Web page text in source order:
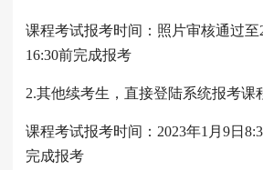
课程考试报考时间：照片审核通过至
16:30前完成报考
2.其他续考生，直接登陆系统报考课
课程考试报考时间：2023年1月9日
完成报考